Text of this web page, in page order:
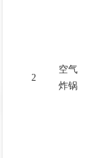
2
空气
炸锅